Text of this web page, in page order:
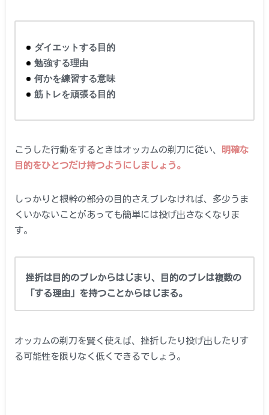
ダイエットする目的
勉強する理由
何かを練習する意味
筋トレを頑張る目的
こうした行動をするときはオッカムの剃刀に従い、
明確な
目的をひとつだけ持つようにしましょう。
しっかりと根幹の部分の目的さえブレなければ、多少うま
くいかないことがあっても簡単には投げ出さなくなりま
す。
挫折は目的のブレからはじまり、目的のブレは複数の
「する理由」を持つことからはじまる。
オッカムの剃刀を賢く使えば、挫折したり投げ出したりす
る可能性を限りなく低くできるでしょう。